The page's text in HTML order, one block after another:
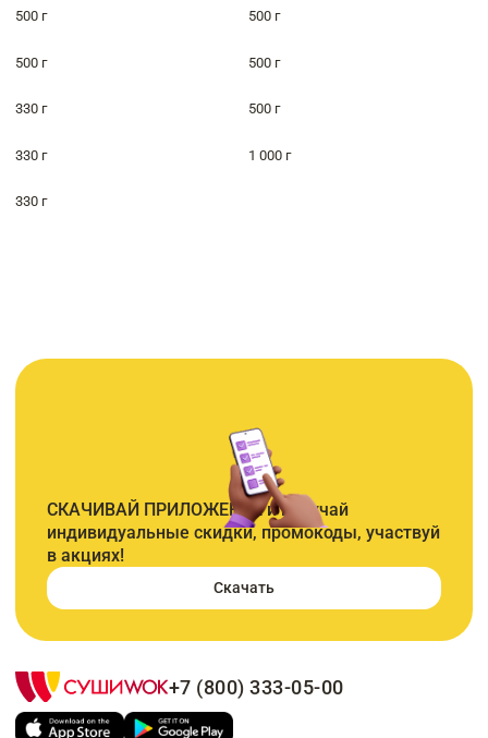
500 г 500 г
500 г 500 г
330 г 500 г
330 г 1 000 г
330 г
СКАЧИВАЙ ПРИЛОЖЕНИЕ и получай
индивидуальные скидки, промокоды, участвуй
в акциях!
Скачать
+7 (800) 333-05-00